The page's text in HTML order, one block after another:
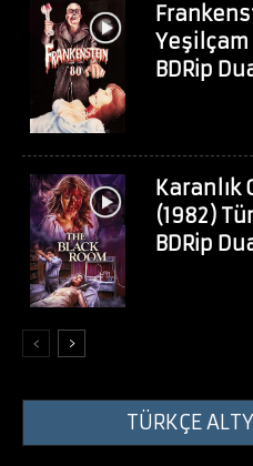
Yeşilçam
BDRip
Karanlık
(1982)
BDRip
TÜRKÇE